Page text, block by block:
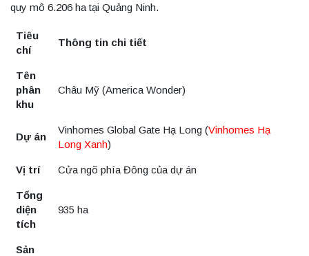
quy mô 6.206 ha tại Quảng Ninh.
Tiêu
chí
Thông tin chi tiết
Tên
phân
khu
Châu Mỹ (America Wonder)
Dự án
Vinhomes Global Gate Hạ Long (Vinhomes Hạ
Long Xanh)
Vị trí Cửa ngõ phía Đông của dự án
Tổng
diện
tích
935 ha
Sản